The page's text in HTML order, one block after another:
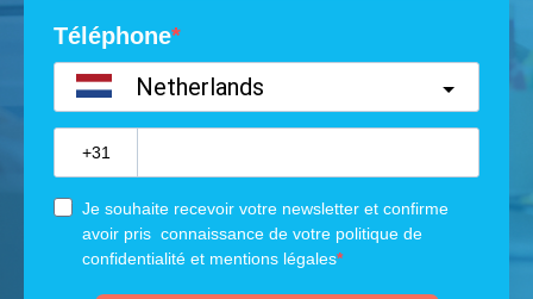
Téléphone
Netherlands
Je souhaite recevoir votre newsletter et confirme
avoir pris connaissance de votre politique de
confidentialité et mentions légales